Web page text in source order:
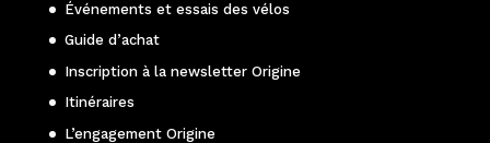
Événements et essais des vélos
Guide d’achat
Inscription à la newsletter Origine
Itinéraires
L’engagement Origine